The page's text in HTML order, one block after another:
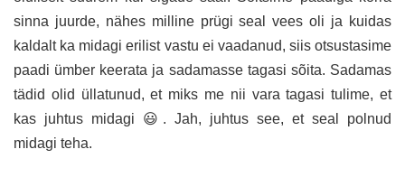
sinna juurde, nähes milline prügi seal vees oli ja kuidas
kaldalt ka midagi erilist vastu ei vaadanud, siis otsustasime
paadi ümber keerata ja sadamasse tagasi sõita. Sadamas
tädid olid üllatunud, et miks me nii vara tagasi tulime, et
kas juhtus midagi 😃. Jah, juhtus see, et seal polnud
midagi teha.